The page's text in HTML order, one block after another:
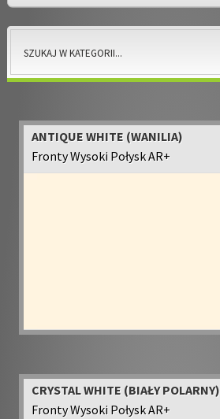
ANTIQUE WHITE (WANILIA)
Fronty Wysoki Połysk AR+
CRYSTAL WHITE (BIAŁY POLARNY)
Fronty Wysoki Połysk AR+